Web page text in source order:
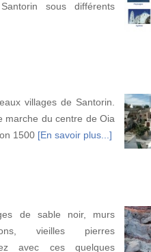
sous différents
villages de Santorin.
marche du centre de Oia
1500 [En savoir plus...]
de sable noir, murs
vieilles pierres
avec ces quelques